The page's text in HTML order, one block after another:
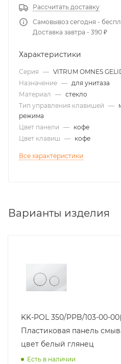
Рассчитать доставку
Самовывоз сегодня -
Доставка завтра - 390 ₽
Характеристики
Серия — VITRUM OMNES
Назначение — для унитаза
Материал — стекло
Тип управления клавишей —
режима
Цвет панели — кофе
Цвет клавиш — кофе
Все характеристики
Варианты изделия
KK-POL 350/PPB/103-00-
Пластиковая панель
цвет белый глянец
Есть в наличии